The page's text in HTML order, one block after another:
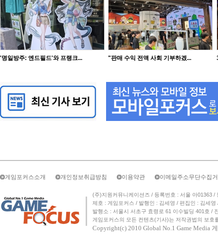
'명일방주: 엔드필드'와 프랭크... "판매 수익 전액 사회 기부하겠...
게임포커스소개 개인정보취급방침 이용약관 이메일주소무단수집
(주)지원커뮤니케이션즈 / 등록번호 : 서울 아01363
제호 : 게임포커스 / 발행인 : 김세영 / 편집인 : 김세
발행소 : 서울시 서초구 효령로 61 이수빌딩 401호 /
게임포커스의 모든 컨텐츠(기사)는 저작권법의 보
Copyright(c) 2010 Global No.1 Game Media